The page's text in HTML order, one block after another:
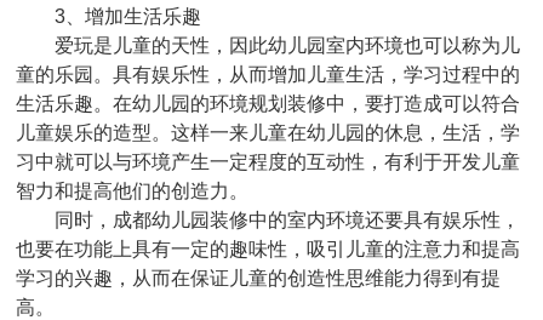
3、增加生活乐趣
爱玩是儿童的天性，因此幼儿园室内环境也可以称为儿
童的乐园。具有娱乐性，从而增加儿童生活，学习过程中的
生活乐趣。在幼儿园的环境规划装修中，要打造成可以符合
儿童娱乐的造型。这样一来儿童在幼儿园的休息，生活，学
习中就可以与环境产生一定程度的互动性，有利于开发儿童
智力和提高他们的创造力。
同时，成都幼儿园装修中的室内环境还要具有娱乐性，
也要在功能上具有一定的趣味性，吸引儿童的注意力和提高
学习的兴趣，从而在保证儿童的创造性思维能力得到有提
高。